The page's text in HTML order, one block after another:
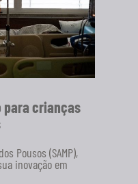
para crianças
Pousos (SAMP),
inovação em